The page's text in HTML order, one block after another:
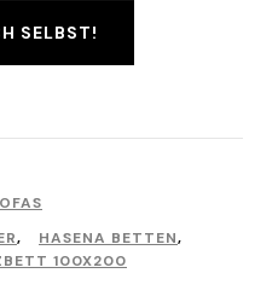
SELBST!
, HASENA BETTEN,
100X200